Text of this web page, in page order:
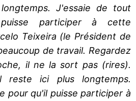
J'essaie de tout
participer à cette
Teixeira (le Président de
de travail. Regardez
il ne la sort pas (rires).
reste ici plus longtemps.
pour qu'il puisse participer à